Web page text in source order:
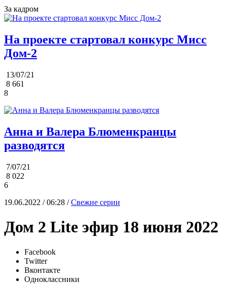
За кадром
На проекте стартовал конкурс Мисс
Дом-2
13/07/21
8 661
8
Анна и Валера Блюменкранцы
разводятся
7/07/21
8 022
6
19.06.2022 / 06:28 /Свежие серии
Дом 2 Lite эфир 18 июня 2022
Facebook
Twitter
Вконтакте
Одноклассники